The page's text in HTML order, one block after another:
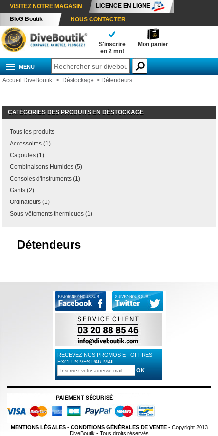
VISITEZ NOTRE MAGASIN
LICENCE EN LIGNE
BloG Boutik
NOUS CONTACTER
S'inscrire
en 2 mn!
Mon panier
MENU
Accueil DiveBoutik > Déstockage > Détendeurs
CATÉGORIES DES PRODUITS EN DÉSTOCKAGE
Tous les produits
Accessoires (1)
Cagoules (1)
Combinaisons Humides (5)
Consoles d'instruments (1)
Gants (2)
Ordinateurs (1)
Sous-vêtements thermiques (1)
Détendeurs
RECEVEZ NOS PROMOS ET OFFRES
EXCLUSIVES PAR MAIL
MENTIONS LÉGALES- CONDITIONS GÉNÉRALES DE VENTE- Copyright 2013
DiveBoutik - Tous droits réservés